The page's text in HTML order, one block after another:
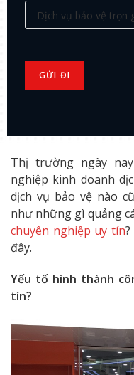
Thị trường ngày
nghiệp kinh doanh
dịch vụ bảo vệ nào
như những gì quảng
chuyên nghiệp uy tín
đây.
Yếu tố hình thành
tín?